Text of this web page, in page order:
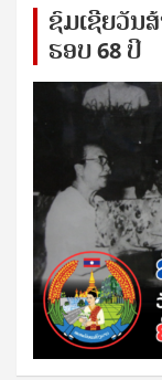
ຊົ​ມ​ເຊີຍ​ວັນ​
ຮອບ 68 ປິ